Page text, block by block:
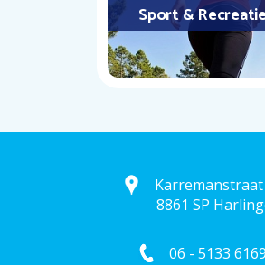
Sport &
Karremanstraat
8861 SP
06 - 5133 6169